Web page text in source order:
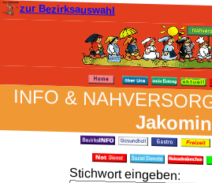
zur Bezirksauswahl
INFO &
Stich­wort ein­geben: